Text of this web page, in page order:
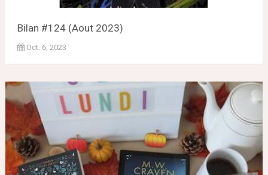
Bilan #124 (Aout 2023)
Oct. 6, 2023